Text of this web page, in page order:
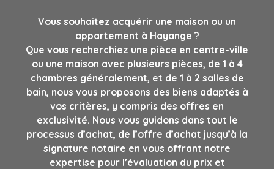
Vous souhaitez acquérir une maison ou un
appartement à Hayange ?
Que vous recherchiez une pièce en centre-ville
ou une maison avec plusieurs pièces, de 1 à 4
chambres généralement, et de 1 à 2 salles de
bain, nous vous proposons des biens adaptés à
vos critères, y compris des offres en
exclusivité. Nous vous guidons dans tout le
processus d’achat, de l’offre d’achat jusqu’à la
signature notaire en vous offrant notre
expertise pour l’évaluation du prix et